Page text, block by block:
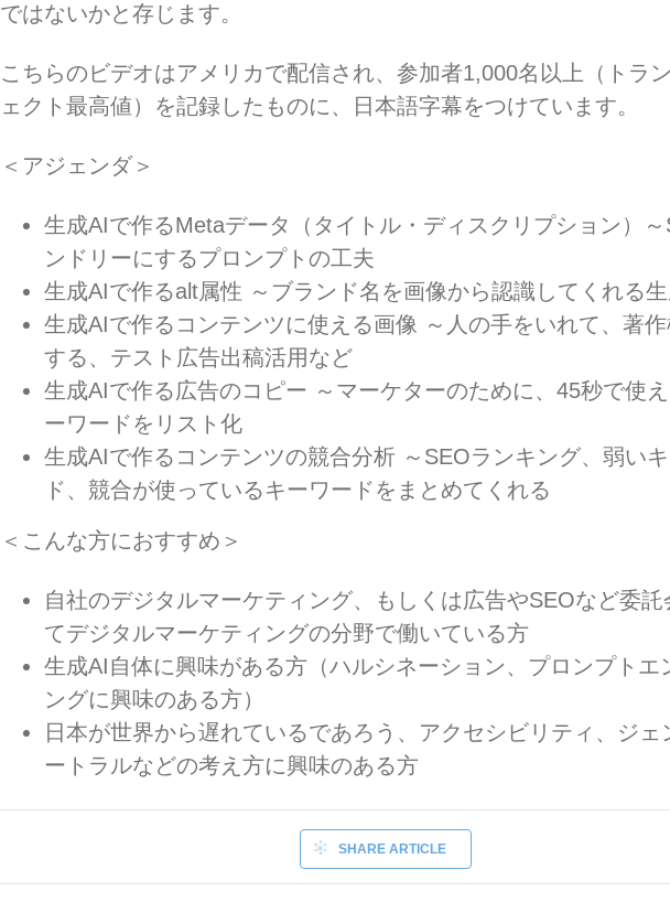
ではないかと存じます。
こちらのビデオはアメリカで配信され、参加者1,000名以上（トラ
ェクト最高値）を記録したものに、日本語字幕をつけています。
＜アジェンダ＞
生成AIで作るMetaデータ（タイトル・ディスクリプション）～
ンドリーにするプロンプトの工夫
生成AIで作るalt属性 ～ブランド名を画像から認識してくれる
生成AIで作るコンテンツに使える画像 ～人の手をいれて、著
する、テスト広告出稿活用など
生成AIで作る広告のコピー ～マーケターのために、45秒で使
ーワードをリスト化
生成AIで作るコンテンツの競合分析 ～SEOランキング、弱い
ド、競合が使っているキーワードをまとめてくれる
＜こんな方におすすめ＞
自社のデジタルマーケティング、もしくは広告やSEOなど委託
てデジタルマーケティングの分野で働いている方
生成AI自体に興味がある方（ハルシネーション、プロンプトエ
ングに興味のある方）
日本が世界から遅れているであろう、アクセシビリティ、ジェ
ートラルなどの考え方に興味のある方
SHARE ARTICLE